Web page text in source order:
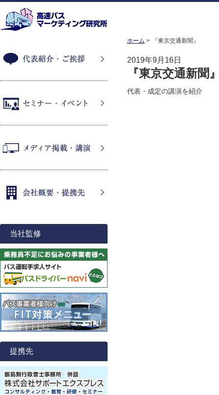
ホーム 『東京交通新聞』
2019年9月16日
『東京交通新聞
代表・成定の講演を紹介
当社監修
提携先